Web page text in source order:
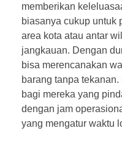
memberikan
biasanya cukup untuk
area kota atau antar
jangkauan. Dengan
bisa merencanakan
barang tanpa
bagi mereka yang
dengan jam
yang mengatur waktu